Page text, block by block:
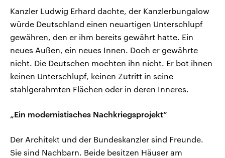
Kanzler Ludwig Erhard dachte, der Kanzlerbungalow
würde Deutschland einen neuartigen Unterschlupf
gewähren, den er ihm bereits gewährt hatte. Ein
neues Außen, ein neues Innen. Doch er gewährte
nicht. Die Deutschen mochten ihn nicht. Er bot ihnen
keinen Unterschlupf, keinen Zutritt in seine
stahlgerahmten Flächen oder in deren Inneres.
„Ein modernistisches Nachkriegsprojekt“
Der Architekt und der Bundeskanzler sind Freunde.
Sie sind Nachbarn. Beide besitzen Häuser am